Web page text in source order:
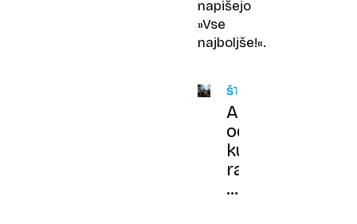
napišejo
»Vse
najboljše!«.
ŠTUDIJA
Arheologi
odkrili
kulturne
razlike
pri